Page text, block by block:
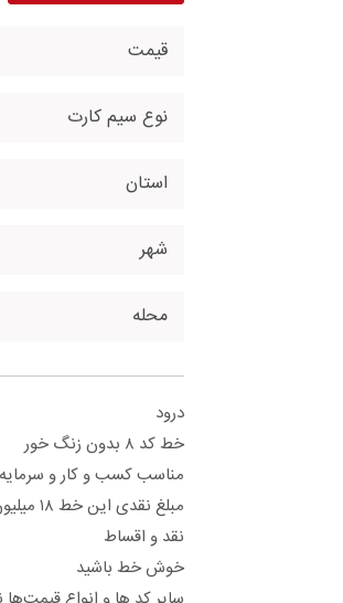
قیمت
نوع سیم کارت
استان
شهر
محله
درود
خط کد ۸ بدون زنگ خور
مناسب کسب و کار و
مبلغ نقدی این خط ۱۸ ميليون میباشد
نقد و اقساط
خوش خط باشید